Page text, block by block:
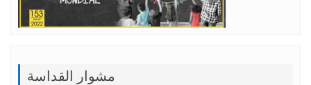
مشوار القداسة